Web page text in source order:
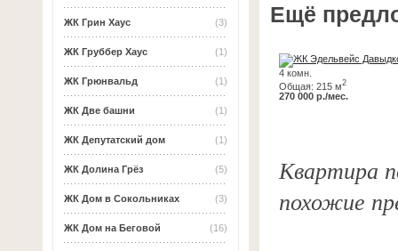
(3)
ЖК Грин Хаус
(1)
ЖК Груббер Хаус
(1)
ЖК Грюнвальд
(1)
ЖК Две башни
(1)
ЖК Депутатский дом
(5)
ЖК Долина Грёз
(3)
ЖК Дом в Сокольниках
(16)
ЖК Дом на Беговой
Ещё
4 комн.
Общая: 215 м2
270 000 р./мес.
Квартира
похожие